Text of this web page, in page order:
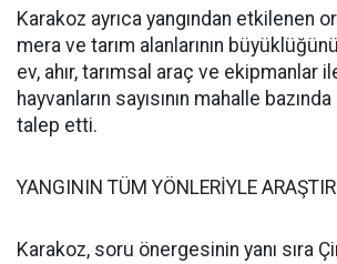
Karakoz ayrıca yangından etkilenen
mera ve tarım alanlarının
ev, ahır, tarımsal araç ve ekipmanlar
hayvanların sayısının mahalle bazında
talep etti.
YANGININ TÜM YÖNLERİYLE
Karakoz, soru önergesinin yanı sıra